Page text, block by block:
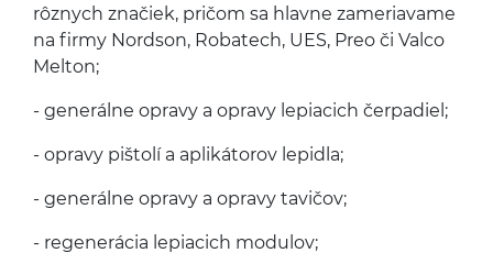
rôznych značiek, pričom sa hlavne zame­ri­avame
na firmy Nord­son, Robat­ech, UES, Preo či Valco
Melton;
- gen­erálne opravy a opravy lep­iacich čerpadiel;
- opravy piš­tolí a apliká­torov lepidla;
- gen­erálne opravy a opravy tavičov;
- regen­erá­cia lep­iacich modulov;